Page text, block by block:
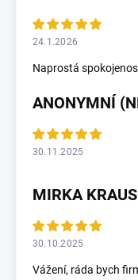
24.1.2026
Naprostá
ANONYMNÍ
30.11.2025
MIRKA
30.10.2025
Vážení, ráda bych